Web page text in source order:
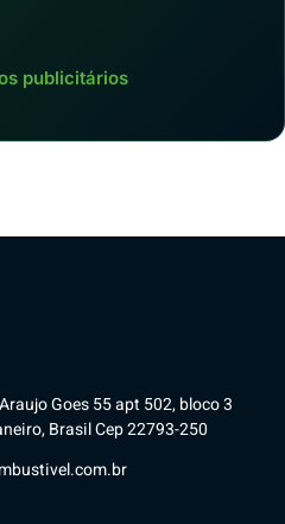
publicitários
Goes 55 apt 502, bloco 3
Brasil Cep 22793-250